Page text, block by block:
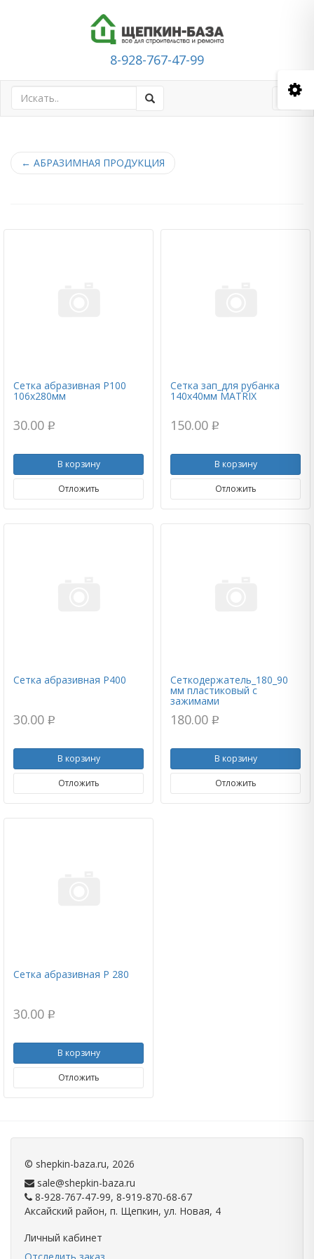
8-928-767-47-99
← АБРАЗИМНАЯ ПРОДУКЦИЯ
Сетка абразивная Р100
106х280мм
30.00 p
В корзину
Отложить
Сетка зап_для рубанка
140х40мм MATRIX
150.00 p
В корзину
Отложить
Сетка абразивная Р400
30.00 p
В корзину
Отложить
Сеткодержатель_180_90
мм пластиковый с
зажимами
180.00 p
В корзину
Отложить
Сетка абразивная Р 280
30.00 p
В корзину
Отложить
© shepkin-baza.ru, 2026
sale@shepkin-baza.ru
8-928-767-47-99, 8-919-870-68-67
Аксайский район, п. Щепкин, ул. Новая, 4
Личный кабинет